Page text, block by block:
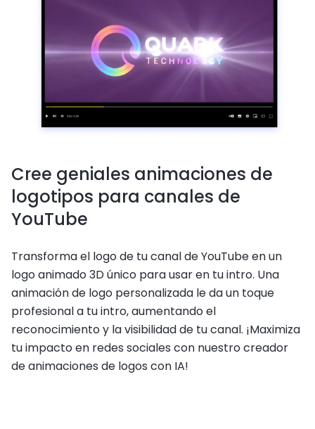
Cree geniales animaciones de
logotipos para canales de
YouTube
Transforma el logo de tu canal de YouTube en un
logo animado 3D único para usar en tu intro. Una
animación de logo personalizada le da un toque
profesional a tu intro, aumentando el
reconocimiento y la visibilidad de tu canal. ¡Maximiza
tu impacto en redes sociales con nuestro creador
de animaciones de logos con IA!